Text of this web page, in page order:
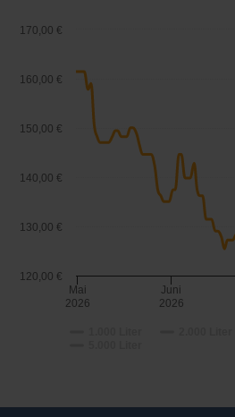
Mai
2026
Juni
2026
120,00 €
130,00 €
140,00 €
150,00 €
160,00 €
170,00 €